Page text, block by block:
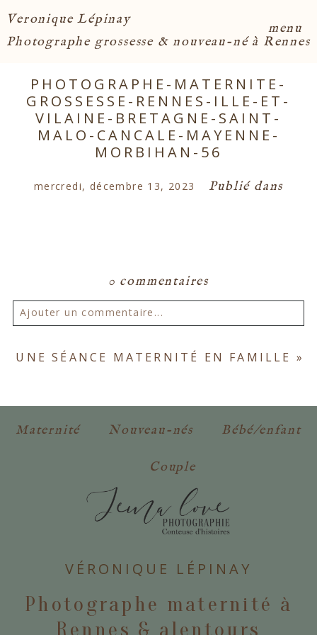
menu
Veronique Lépinay
Photographe grossesse & nouveau-né à Rennes
PHOTOGRAPHE-MATERNITE-
GROSSESSE-RENNES-ILLE-ET-
VILAINE-BRETAGNE-SAINT-
MALO-CANCALE-MAYENNE-
MORBIHAN-56
mercredi, décembre 13, 2023 Publié dans
0 commentaires
Ajouter un commentaire...
Votre email ne serajamais publié ou partagé.
UNE SÉANCE MATERNITÉ EN FAMILLE »
Maternité Nouveau-nés Bébé/enfant
Couple
VÉRONIQUE LÉPINAY
Photographe maternité à
Rennes & alentours